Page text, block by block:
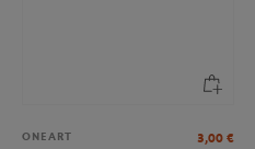
ONEART 3,00 €